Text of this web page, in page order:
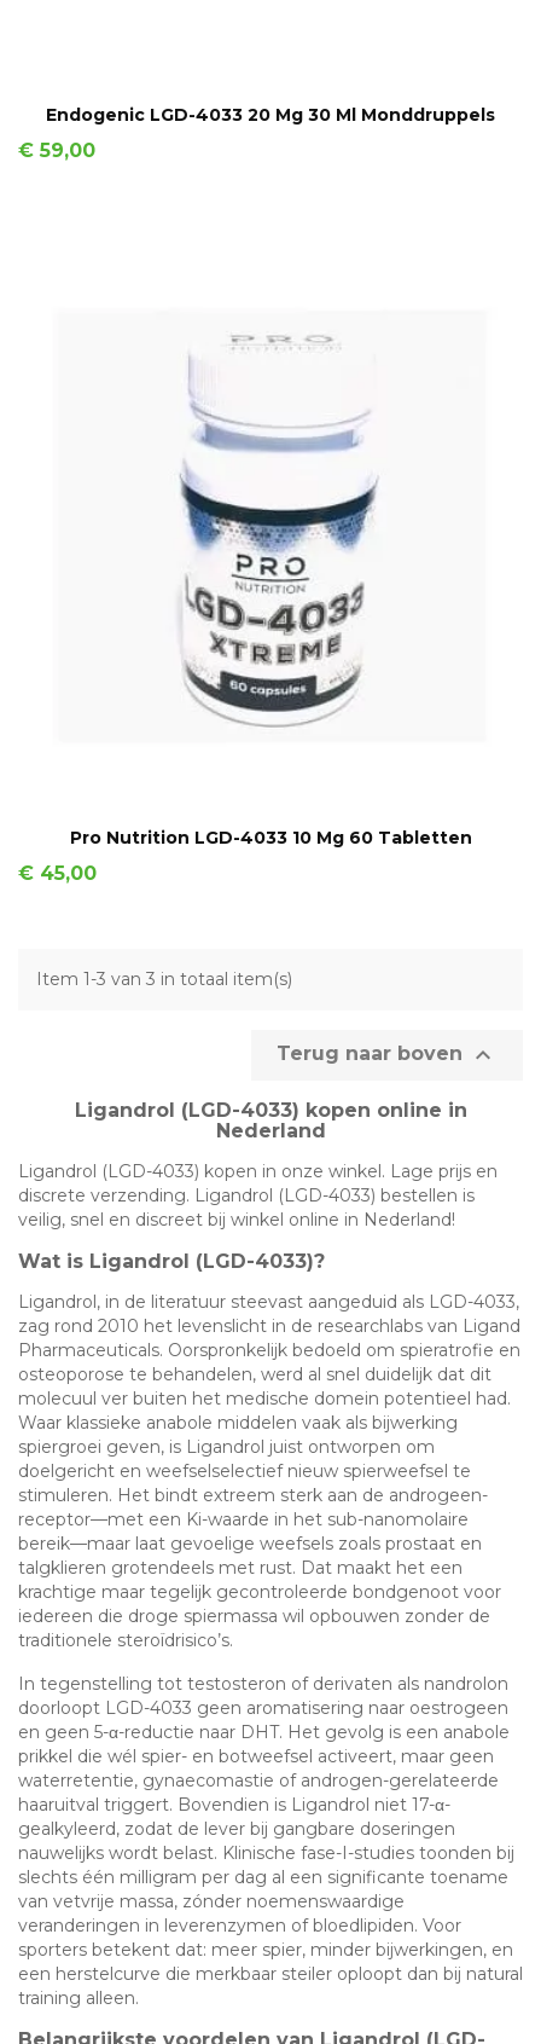
IN WINKELMAND
Endogenic LGD-4033 20 Mg 30 Ml Monddruppels
Prijs
€ 59,00
IN WINKELMAND
Pro Nutrition LGD-4033 10 Mg 60 Tabletten
Prijs
€ 45,00
Item 1-3 van 3 in totaal item(s)
Terug naar boven 
Ligandrol (LGD-4033) kopen online in
Nederland
Ligandrol (LGD-4033) kopen in onze winkel. Lage prijs en
discrete verzending. Ligandrol (LGD-4033) bestellen is
veilig, snel en discreet bij winkel online in Nederland!
Wat is Ligandrol (LGD-4033)?
Ligandrol, in de literatuur steevast aangeduid als LGD-4033,
zag rond 2010 het levenslicht in de researchlabs van Ligand
Pharmaceuticals. Oorspronkelijk bedoeld om spieratrofie en
osteoporose te behandelen, werd al snel duidelijk dat dit
molecuul ver buiten het medische domein potentieel had.
Waar klassieke anabole middelen vaak als bijwerking
spiergroei geven, is Ligandrol juist ontworpen om
doelgericht en weefselselectief nieuw spierweefsel te
stimuleren. Het bindt extreem sterk aan de androgeen­
receptor—met een Ki-waarde in het sub-nanomolaire
bereik—maar laat gevoelige weefsels zoals prostaat en
talgklieren grotendeels met rust. Dat maakt het een
krachtige maar tegelijk gecontroleerde bondgenoot voor
iedereen die droge spiermassa wil opbouwen zonder de
traditionele steroïdrisico’s.
In tegenstelling tot testosteron of derivaten als nandrolon
doorloopt LGD-4033 geen aromatisering naar oestrogeen
en geen 5-α-reductie naar DHT. Het gevolg is een anabole
prikkel die wél spier- en botweefsel activeert, maar geen
waterretentie, gynaecomastie of androgen-gerelateerde
haaruitval triggert. Bovendien is Ligandrol niet 17-α-
gealkyleerd, zodat de lever bij gangbare doseringen
nauwelijks wordt belast. Klinische fase-I-studies toonden bij
slechts één milligram per dag al een significante toename
van vetvrije massa, zónder noemenswaardige
veranderingen in leverenzymen of bloedlipiden. Voor
sporters betekent dat: meer spier, minder bijwerkingen, en
een herstelcurve die merkbaar steiler oploopt dan bij natural
training alleen.